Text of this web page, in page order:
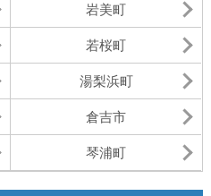
岩美町
若桜町
湯梨浜町
倉吉市
琴浦町